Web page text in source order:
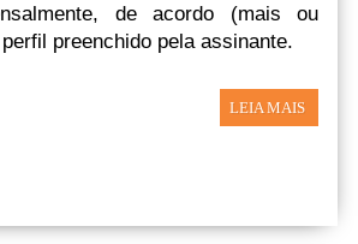
de acordo (mais ou
preenchido pela assinante.
LEIA MAIS